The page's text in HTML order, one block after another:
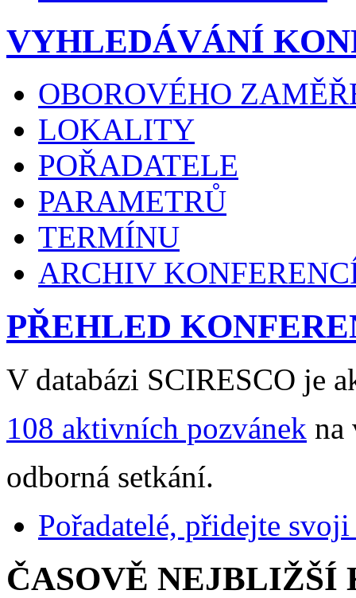
VYHLEDÁVÁNÍ
OBOROVÉHO
LOKALITY
POŘADATELE
PARAMETRŮ
TERMÍNU
ARCHIV
PŘEHLED
V databázi SCIRESCO je
108 aktivních pozvánek na
odborná setkání.
Pořadatelé, přidejte
ČASOVĚ NEJBLIŽŠÍ